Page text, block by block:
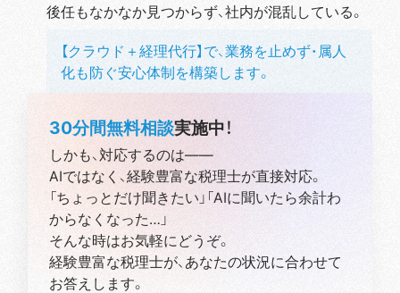
後任もなかなか見つからず、社内が混乱している。
【クラウド＋経理代行】で、業務を止めず・属人
化も防ぐ安心体制を構築します。
30分間無料相談実施中！
しかも、対応するのは——
AIではなく、経験豊富な税理士が直接対応。
「ちょっとだけ聞きたい」「AIに聞いたら余計わ
からなくなった…」
そんな時はお気軽にどうぞ。
経験豊富な税理士が、あなたの状況に合わせて
お答えします。